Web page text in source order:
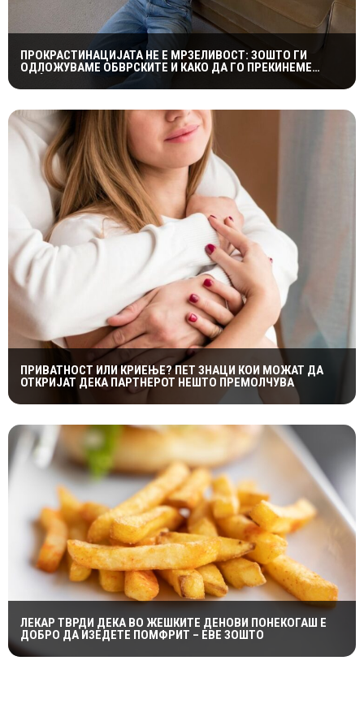
ПРОКРАСТИНАЦИЈАТА НЕ Е МРЗЕЛИВОСТ: ЗОШТО ГИ
ОДЛОЖУВАМЕ ОБВРСКИТЕ И КАКО ДА ГО ПРЕКИНЕМЕ
МАЃЕПСАНИОТ КРУГ
ПРИВАТНОСТ ИЛИ КРИЕЊЕ? ПЕТ ЗНАЦИ КОИ МОЖАТ ДА
ОТКРИЈАТ ДЕКА ПАРТНЕРОТ НЕШТО ПРЕМОЛЧУВА
ЛЕКАР ТВРДИ ДЕКА ВО ЖЕШКИТЕ ДЕНОВИ ПОНЕКОГАШ Е
ДОБРО ДА ИЗЕДЕТЕ ПОМФРИТ – ЕВЕ ЗОШТО